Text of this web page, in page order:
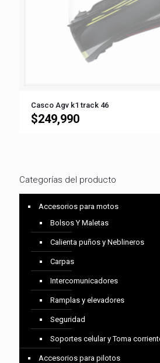
Casco Agv k1 track 46
$249,990
Categorías del producto
Accesorios para motos
Bolsos Y Maletas
Calienta puños y Neblineros
Carpas
Intercomunicadores
Ramplas y elevadores
Seguridad
Soportes celular y Toma
Accesorios para pilotos